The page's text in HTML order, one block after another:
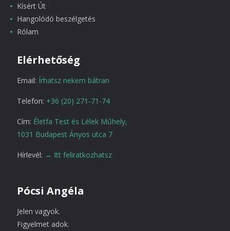
Kísért Út
Hangolódó beszélgetés
Rólam
Elérhetőség
Email: Írhatsz nekem bátran
Telefon: +36 (20) 271-71-74
Cím: Életfa Test és Lélek Műhely,
1031 Budapest Ányos utca 7
Hírlevél: → Itt feliratkozhatsz
Pócsi Angéla
Jelen vagyok.
Figyelmet adok.